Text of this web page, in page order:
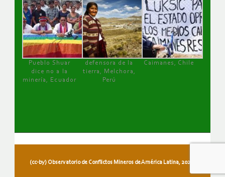
Pueblo Shuar
dice no a la
minería, Ecuador
defensora de la
tierra, Melchora,
Perú
Caimanes, Chile
(cc-by) Observatorio de Conflictos Mineros de América Latina, 2026